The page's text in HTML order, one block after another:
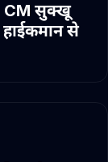
CM सुक्खू
से